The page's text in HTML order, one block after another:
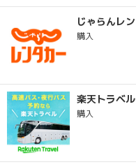
じゃらんレ
購入
楽天トラベ
購入